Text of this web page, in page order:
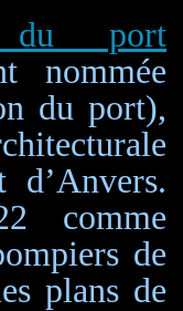
du port
nommée
du port),
comme
de
plans de